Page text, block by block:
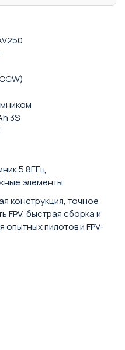
3S
5.8ГГц
элементы
конструкция, точное
FPV, быстрая сборка и
пилотов и FPV-